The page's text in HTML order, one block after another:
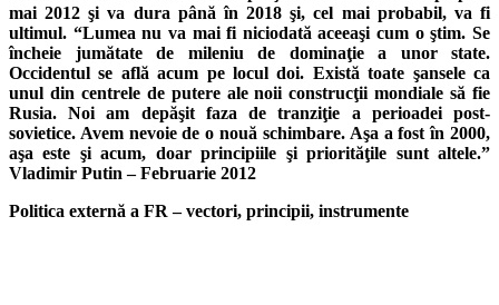
mai 2012 şi va dura până în 2018 şi, cel mai probabil, va fi
ultimul. “Lumea nu va mai fi niciodată aceeaşi cum o ştim. Se
încheie jumătate de mileniu de dominaţie a unor state.
Occidentul se află acum pe locul doi. Există toate şansele ca
unul din centrele de putere ale noii construcţii mondiale să fie
Rusia. Noi am depăşit faza de tranziţie a perioadei post-
sovietice. Avem nevoie de o nouă schimbare. Aşa a fost în 2000,
aşa este şi acum, doar principiile şi priorităţile sunt altele.”
Vladimir Putin – Februarie 2012
Politica externă a FR – vectori, principii, instrumente